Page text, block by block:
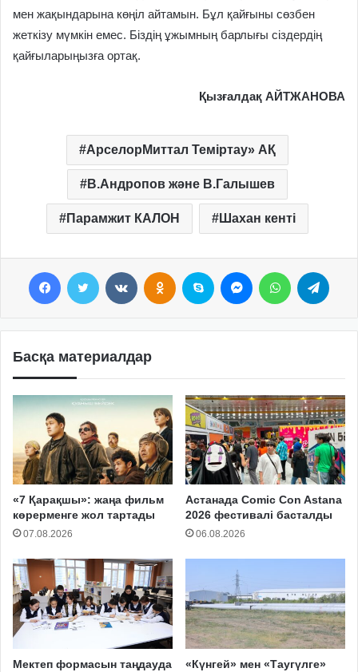
мен жақындарына көңіл айтамын. Бұл қайғыны сөзбен
жеткізу мүмкін емес. Біздің ұжымның барлығы сіздердің
қайғыларыңызға ортақ.
Қызғалдақ АЙТЖАНОВА
АрселорМиттал Теміртау» АҚ
В.Андропов және В.Галышев
Парамжит КАЛОН Шахан кенті
Басқа материалдар
«7 Қарақшы»: жаңа фильм
көрерменге жол тартады
07.08.2026
Астанада Comic Con Astana
2026 фестивалі басталды
06.08.2026
Мектеп формасын таңдауда
«Күнгей» мен «Таугүлге»